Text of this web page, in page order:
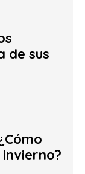
de sus